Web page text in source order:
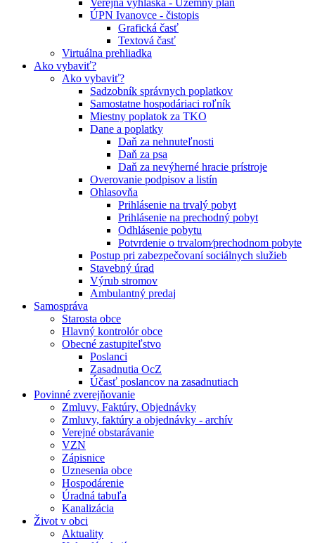
Verejná vyhláška - Územný plán
ÚPN Ivanovce - čistopis
Grafická časť
Textová časť
Virtuálna prehliadka
Ako vybaviť?
Ako vybaviť?
Sadzobník správnych poplatkov
Samostatne hospodáriaci roľník
Miestny poplatok za TKO
Dane a poplatky
Daň za nehnuteľnosti
Daň za psa
Daň za nevýherné hracie prístroje
Overovanie podpisov a listín
Ohlasovňa
Prihlásenie na trvalý pobyt
Prihlásenie na prechodný pobyt
Odhlásenie pobytu
Potvrdenie o trvalom⁄prechodnom pobyte
Postup pri zabezpečovaní sociálnych služieb
Stavebný úrad
Výrub stromov
Ambulantný predaj
Samospráva
Starosta obce
Hlavný kontrolór obce
Obecné zastupiteľstvo
Poslanci
Zasadnutia OcZ
Účasť poslancov na zasadnutiach
Povinné zverejňovanie
Zmluvy, Faktúry, Objednávky
Zmluvy, faktúry a objednávky - archív
Verejné obstarávanie
VZN
Zápisnice
Uznesenia obce
Hospodárenie
Úradná tabuľa
Kanalizácia
Život v obci
Aktuality